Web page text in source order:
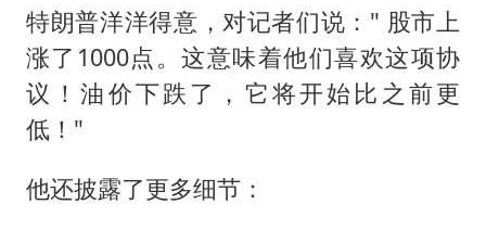
特朗普洋洋得意，对记者们说：" 股市上
涨了1000点。这意味着他们喜欢这项协
议！油价下跌了，它将开始比之前更
低！"
他还披露了更多细节：